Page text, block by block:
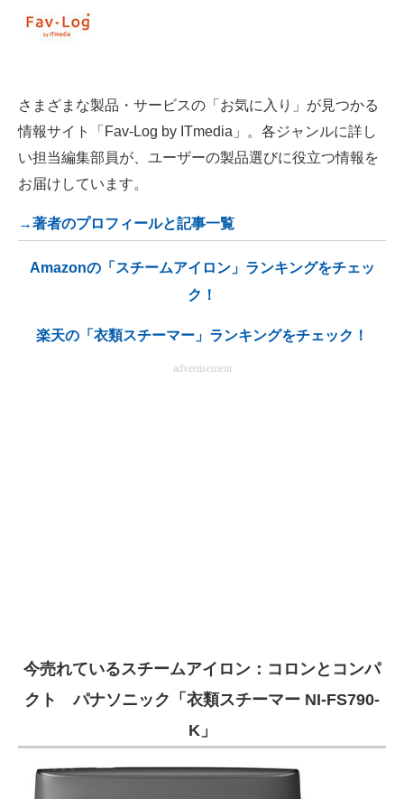
さまざまな製品・サービスの「お気に入り」が見つかる
情報サイト「Fav-Log by ITmedia」。各ジャンルに詳し
い担当編集部員が、ユーザーの製品選びに役立つ情報を
お届けしています。
→著者のプロフィールと記事一覧
Amazonの「スチームアイロン」ランキングをチェッ
ク！
楽天の「衣類スチーマー」ランキングをチェック！
advertisement
今売れているスチームアイロン：コロンとコンパ
クト パナソニック「衣類スチーマー NI-FS790-
K」